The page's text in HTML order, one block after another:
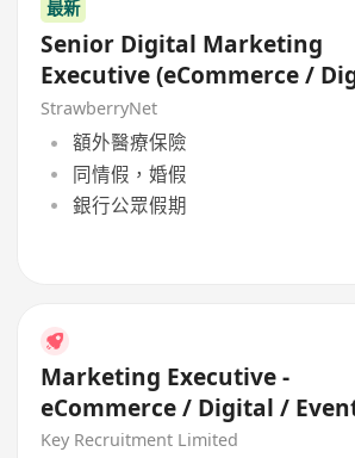
最新
Senior Digital Marketing
Executive (eCommerce /
StrawberryNet
額外醫療保險
同情假，婚假
銀行公眾假期
Marketing Executive -
eCommerce / Digital /
Key Recruitment Limited